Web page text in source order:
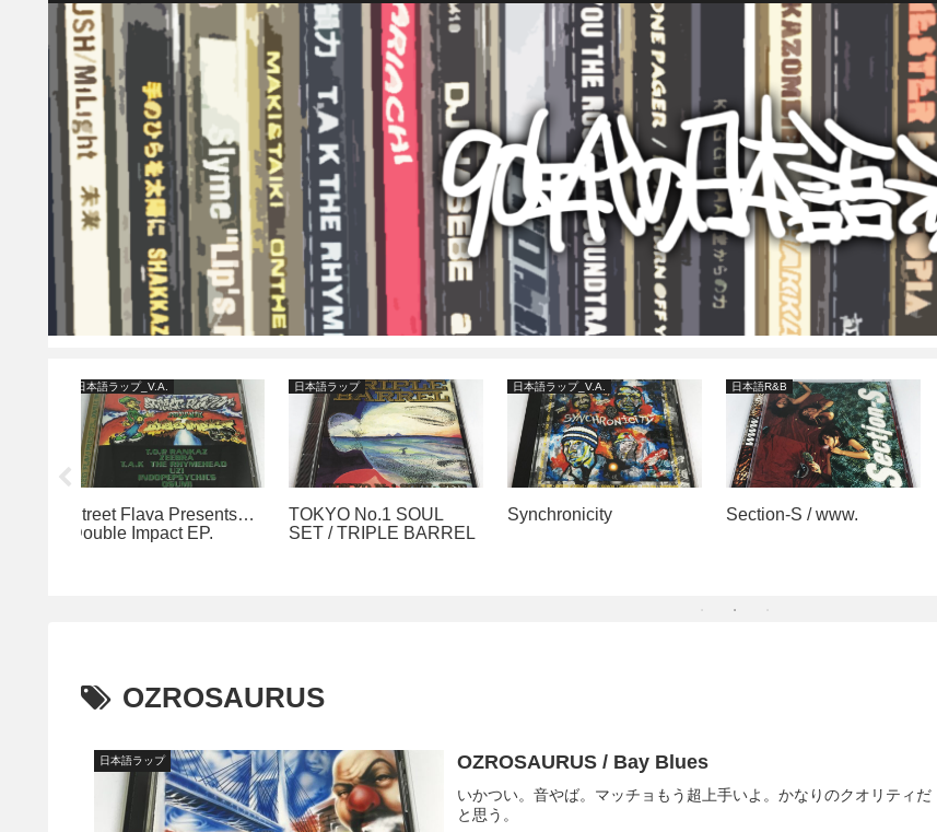
日本語ラップ_V.A.
Synchronicity
日本語R&B
Section-S / www.
日本語ラップ
Radical Freaks / 地球人?
日本語ラップ
スチャダラパー /
OZROSAURUS
日本語ラップ OZROSAURUS / Bay Blues
いかつい。音やば。マッチョもう超上手いよ。かなりのクオリティだ
と思う。